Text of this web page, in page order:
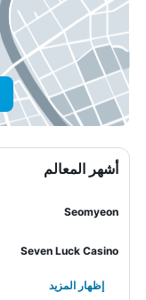
أشهر المعالم
Seomyeon
Seven Luck Casino
إظهار المزيد